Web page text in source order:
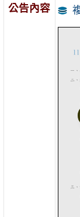
公告內容